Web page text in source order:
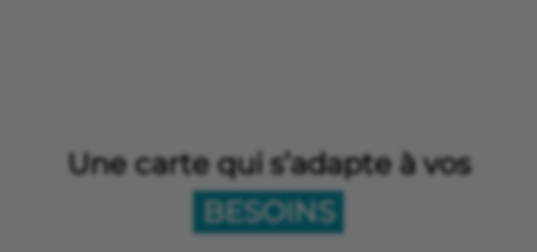
Une carte qui s’adapte à vos
BESOINS